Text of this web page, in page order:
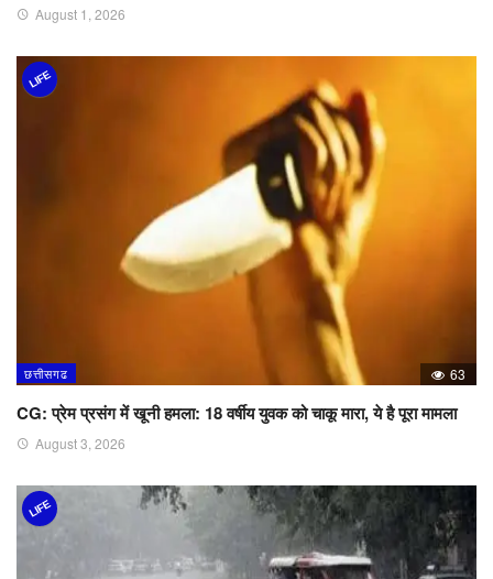
August 1, 2026
LIFE
छत्तीसगढ 63
CG: प्रेम प्रसंग में खूनी हमला: 18 वर्षीय युवक को चाकू मारा, ये है पूरा मामला
August 3, 2026
LIFE